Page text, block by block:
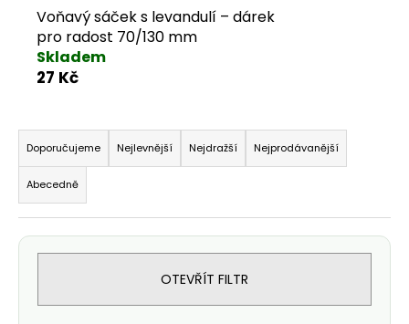
Voňavý sáček s levandulí – dárek
pro radost 70/130 mm
Skladem
27 Kč
Řazení produktů
Doporučujeme Nejlevnější Nejdražší Nejprodávanější
Abecedně
OTEVŘÍT FILTR